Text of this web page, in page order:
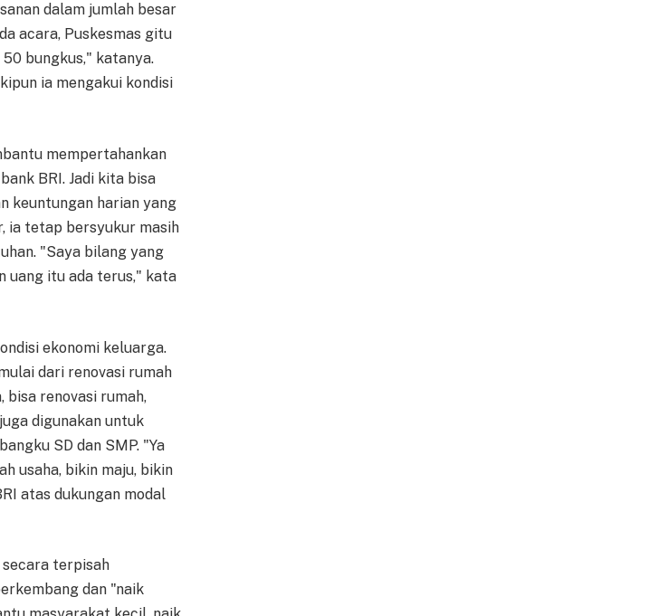
dalam jumlah besar
acara, Puskesmas gitu
50 bungkus," katanya.
ia mengakui kondisi
mempertahankan
BRI. Jadi kita bisa
keuntungan harian yang
ia tetap bersyukur masih
"Saya bilang yang
uang itu ada terus," kata
ekonomi keluarga.
dari renovasi rumah
bisa renovasi rumah,
digunakan untuk
SD dan SMP. "Ya
usaha, bikin maju, bikin
atas dukungan modal
secara terpisah
dan "naik